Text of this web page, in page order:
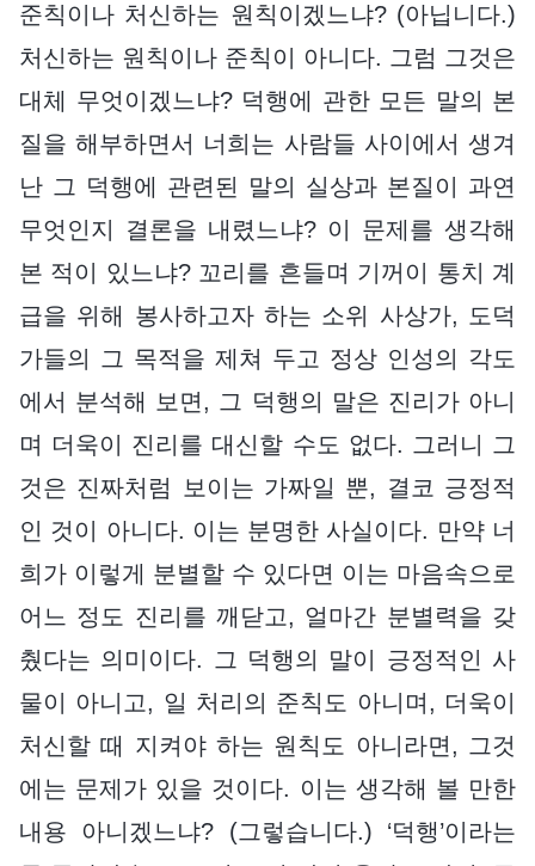
준칙이나 처신하는 원칙이겠느냐? (아닙니다.)
처신하는 원칙이나 준칙이 아니다. 그럼 그것은
대체 무엇이겠느냐? 덕행에 관한 모든 말의 본
질을 해부하면서 너희는 사람들 사이에서 생겨
난 그 덕행에 관련된 말의 실상과 본질이 과연
무엇인지 결론을 내렸느냐? 이 문제를 생각해
본 적이 있느냐? 꼬리를 흔들며 기꺼이 통치 계
급을 위해 봉사하고자 하는 소위 사상가, 도덕
가들의 그 목적을 제쳐 두고 정상 인성의 각도
에서 분석해 보면, 그 덕행의 말은 진리가 아니
며 더욱이 진리를 대신할 수도 없다. 그러니 그
것은 진짜처럼 보이는 가짜일 뿐, 결코 긍정적
인 것이 아니다. 이는 분명한 사실이다. 만약 너
희가 이렇게 분별할 수 있다면 이는 마음속으로
어느 정도 진리를 깨닫고, 얼마간 분별력을 갖
췄다는 의미이다. 그 덕행의 말이 긍정적인 사
물이 아니고, 일 처리의 준칙도 아니며, 더욱이
처신할 때 지켜야 하는 원칙도 아니라면, 그것
에는 문제가 있을 것이다. 이는 생각해 볼 만한
내용 아니겠느냐? (그렇습니다.) ‘덕행’이라는